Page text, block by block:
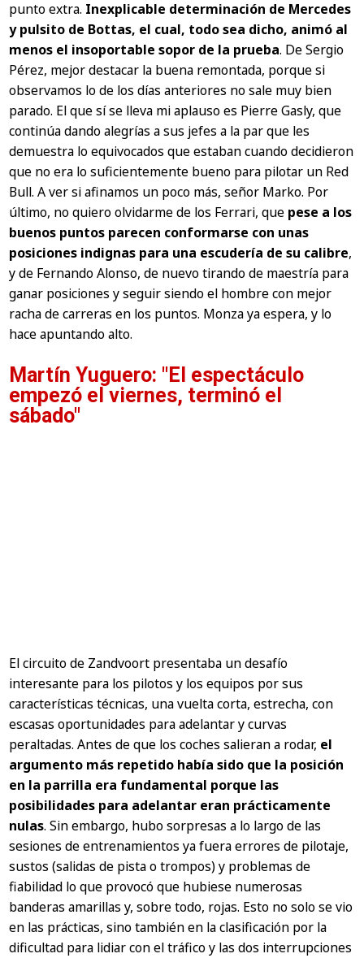
punto extra. Inexplicable determinación de Mercedes
y pulsito de Bottas, el cual, todo sea dicho, animó al
menos el insoportable sopor de la prueba. De Sergio
Pérez, mejor destacar la buena remontada, porque si
observamos lo de los días anteriores no sale muy bien
parado. El que sí se lleva mi aplauso es Pierre Gasly, que
continúa dando alegrías a sus jefes a la par que les
demuestra lo equivocados que estaban cuando decidieron
que no era lo suficientemente bueno para pilotar un Red
Bull. A ver si afinamos un poco más, señor Marko. Por
último, no quiero olvidarme de los Ferrari, que pese a los
buenos puntos parecen conformarse con unas
posiciones indignas para una escudería de su calibre,
y de Fernando Alonso, de nuevo tirando de maestría para
ganar posiciones y seguir siendo el hombre con mejor
racha de carreras en los puntos. Monza ya espera, y lo
hace apuntando alto.
Martín Yuguero: "El espectáculo
empezó el viernes, terminó el
sábado"
El circuito de Zandvoort presentaba un desafío
interesante para los pilotos y los equipos por sus
características técnicas, una vuelta corta, estrecha, con
escasas oportunidades para adelantar y curvas
peraltadas. Antes de que los coches salieran a rodar, el
argumento más repetido había sido que la posición
en la parrilla era fundamental porque las
posibilidades para adelantar eran prácticamente
nulas. Sin embargo, hubo sorpresas a lo largo de las
sesiones de entrenamientos ya fuera errores de pilotaje,
sustos (salidas de pista o trompos) y problemas de
fiabilidad lo que provocó que hubiese numerosas
banderas amarillas y, sobre todo, rojas. Esto no solo se vio
en las prácticas, sino también en la clasificación por la
dificultad para lidiar con el tráfico y las dos interrupciones